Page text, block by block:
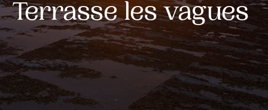
Terrasse les vagues